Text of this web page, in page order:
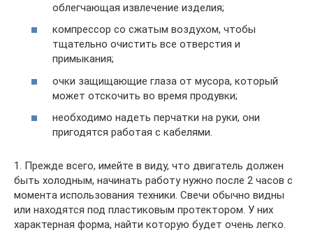
облегчающая извлечение изделия;
компрессор со сжатым воздухом, чтобы
тщательно очистить все отверстия и
примыкания;
очки защищающие глаза от мусора, который
может отскочить во время продувки;
необходимо надеть перчатки на руки, они
пригодятся работая с кабелями.
1. Прежде всего, имейте в виду, что двигатель должен
быть холодным, начинать работу нужно после 2 часов с
момента использования техники. Свечи обычно видны
или находятся под пластиковым протектором. У них
характерная форма, найти которую будет очень легко.